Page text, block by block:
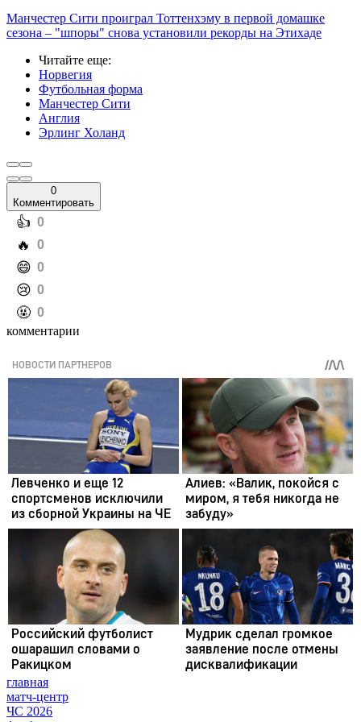
Манчестер Сити проиграл Тоттенхэму в первой домашке
сезона – "шпоры" снова установили рекорды на Этихаде
Читайте еще:
Норвегия
Футбольная форма
Манчестер Сити
Англия
Эрлинг Холанд
0
Комментировать
️👍 0
️🔥 0
️😄 0
️😢 0
️🤬 0
комментарии
главная
матч-центр
ЧС 2026